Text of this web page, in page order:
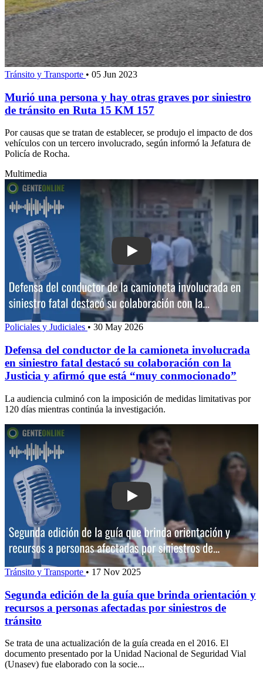
Tránsito y Transporte • 05 Jun 2023
Murió una persona y hay otras graves por siniestro
de tránsito en Ruta 15 KM 157
Por causas que se tratan de establecer, se produjo el impacto de dos
vehículos con un tercero involucrado, según informó la Jefatura de
Policía de Rocha.
Multimedia
Play: Defensa del conductor de la
Policiales y Judiciales • 30 May 2026
Defensa del conductor de la camioneta involucrada
en siniestro fatal destacó su colaboración con la
Justicia y afirmó que está “muy conmocionado”
La audiencia culminó con la imposición de medidas limitativas por
120 días mientras continúa la investigación.
Play: Segunda edición de la guía que
Tránsito y Transporte • 17 Nov 2025
Segunda edición de la guía que brinda orientación y
recursos a personas afectadas por siniestros de
tránsito
Se trata de una actualización de la guía creada en el 2016. El
documento presentado por la Unidad Nacional de Seguridad Vial
(Unasev) fue elaborado con la socie...